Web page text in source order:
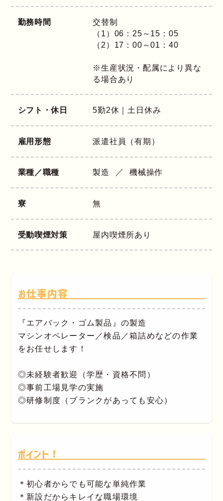
勤務時間
交替制
（1）06：25～15：05
（2）17：00～01：40
※生産状況・配属により異な
る場合あり
シフト・休日 5勤2休｜土日休み
雇用形態 派遣社員（有期）
業種／職種 製造 機械操作
寮 無
受動喫煙対策 屋内喫煙所あり
お仕事内容
『エアバック・ゴム製品』の製造
マシンオペレーター／検品／箱詰めなどの作業
をお任せします！
◎未経験者歓迎（学歴・資格不問）
◎事前工場見学の実施
◎研修制度（ブランクがあっても安心）
ポイント！
＊初心者からでも可能な単純作業
＊新設だからキレイな職場環境